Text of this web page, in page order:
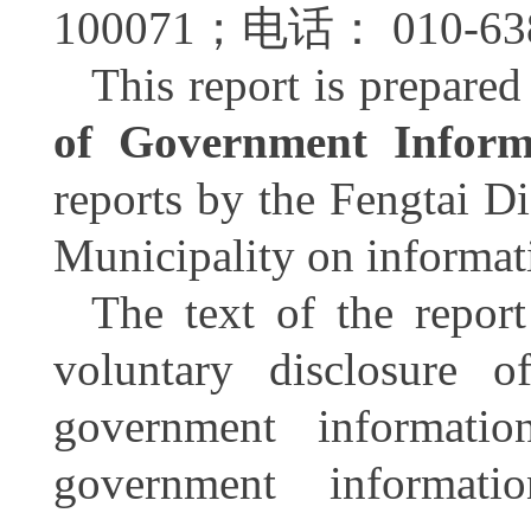
100071；电话： 010-
This report is
of Government
reports by the Fengtai
Municipality on
The text of the
voluntary disclosure
government
government